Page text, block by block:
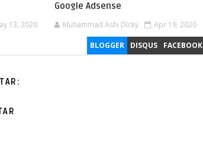
13, 2020
Google Adsense
Muhammad Ashi Dicky Apr 19, 2020
BLOGGER DISQUS FACEBOOK